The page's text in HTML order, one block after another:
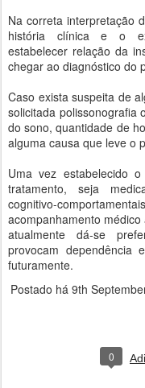
Na correta interpretação
história clínica e o
estabelecer relação da
chegar ao diagnóstico do
Caso exista suspeita de
solicitada polissonografia
do sono, quantidade de
alguma causa que leve o
Uma vez estabelecido
tratamento, seja
cognitivo-
acompanhamento
atualmente dá-se
provocam dependência
futuramente.
Postado há 9th
0